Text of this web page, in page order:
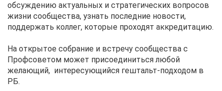
обсуждению актуальных и стратегических вопросов
жизни сообщества, узнать последние новости,
поддержать коллег, которые проходят аккредитацию.
На открытое собрание и встречу сообщества с
Профсоветом может присоединиться любой
желающий, интересующийся гештальт-подходом в
РБ.